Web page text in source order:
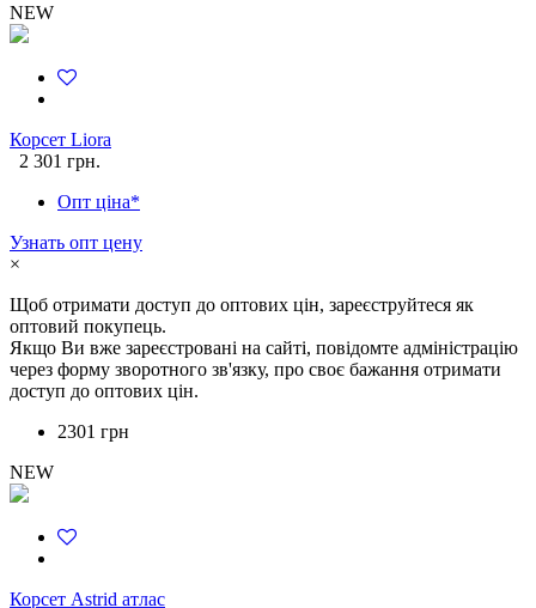
NEW
Корсет Liora
2 301 грн.
Опт ціна*
Узнать опт цену
×
Щоб отримати доступ до оптових цін, зареєструйтеся як
оптовий покупець.
Якщо Ви вже зареєстровані на сайті, повідомте адміністрацію
через форму зворотного зв'язку, про своє бажання отримати
доступ до оптових цін.
2301 грн
NEW
Корсет Astrid атлас